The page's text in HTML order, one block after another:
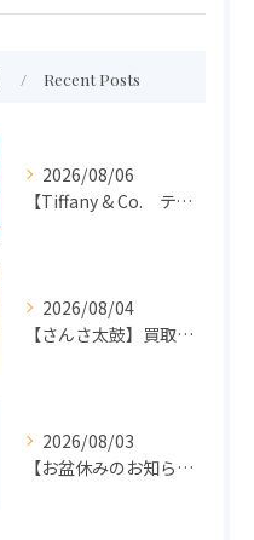
Recent Posts
2026/08/06
【Tiffany & Co. ティファニー】買取 大吉盛岡店 アクセサリー買取しました！！
2026/08/04
【さんさ太鼓】買取 大吉盛岡店 楽器 買取します！！
2026/08/03
【お盆休みのお知らせ】買取専門 大吉 盛岡店